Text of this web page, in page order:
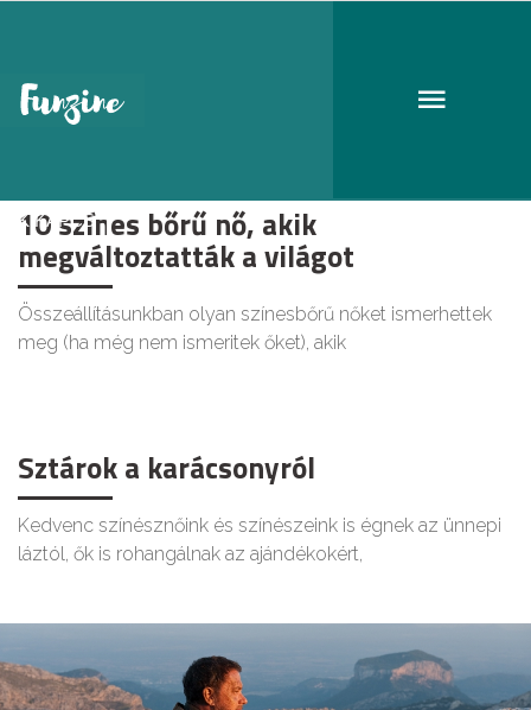
Halle Berry
KIKAPCS
10 színes bőrű nő, akik
megváltoztatták a világot
Összeállításunkban olyan színesbőrű nőket ismerhettek
meg (ha még nem ismeritek őket), akik
Sztárok a karácsonyról
Kedvenc színésznőink és színészeink is égnek az ünnepi
láztól, ők is rohangálnak az ajándékokért,